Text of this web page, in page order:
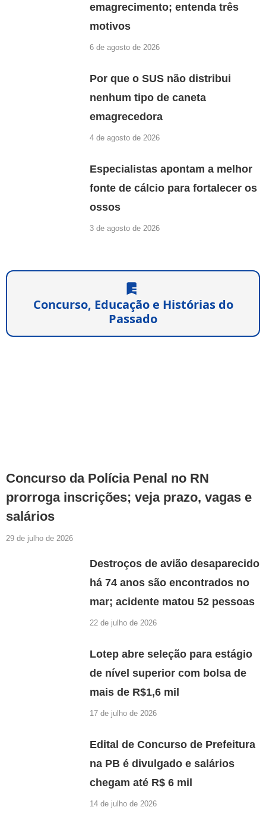
emagrecimento; entenda três
motivos
6 de agosto de 2026
Por que o SUS não distribui
nenhum tipo de caneta
emagrecedora
4 de agosto de 2026
Especialistas apontam a melhor
fonte de cálcio para fortalecer os
ossos
3 de agosto de 2026
Concurso, Educação e Histórias do
Passado
Concurso da Polícia Penal no RN
prorroga inscrições; veja prazo, vagas e
salários
29 de julho de 2026
Destroços de avião desaparecido
há 74 anos são encontrados no
mar; acidente matou 52 pessoas
22 de julho de 2026
Lotep abre seleção para estágio
de nível superior com bolsa de
mais de R$1,6 mil
17 de julho de 2026
Edital de Concurso de Prefeitura
na PB é divulgado e salários
chegam até R$ 6 mil
14 de julho de 2026